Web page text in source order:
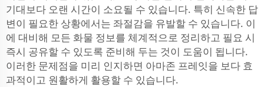
기대보다 오랜 시간이 소요될 수 있습니다. 특히 신속한 답
변이 필요한 상황에서는 좌절감을 유발할 수 있습니다. 이
에 대비해 모든 화물 정보를 체계적으로 정리하고 필요 시
즉시 공유할 수 있도록 준비해 두는 것이 도움이 됩니다.
이러한 문제점을 미리 인지하면 아마존 프레잇을 보다 효
과적이고 원활하게 활용할 수 있습니다.